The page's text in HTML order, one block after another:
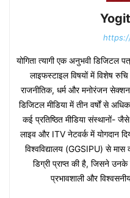
योगिता त्यागी एक अनुभवी डिजिटल
लाइफस्टाइल विषयों में विशेष
राजनीतिक, धर्म और मनोरंजन
डिजिटल मीडिया में तीन वर्षों से
कई प्रतिष्ठित मीडिया संस्थानों-
लाइव और ITV नेटवर्क में योगदान
विश्वविद्यालय (GGSIPU) से
डिग्री प्राप्त की है, जिसने
प्रभावशाली और